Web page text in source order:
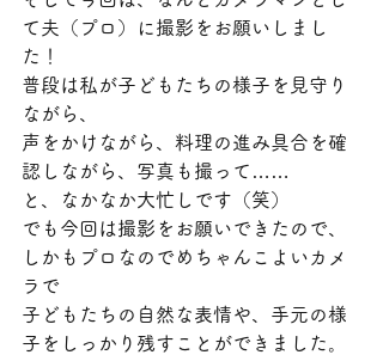
て夫（プロ）に撮影をお願いしまし
た！
普段は私が子どもたちの様子を見守り
ながら、
声をかけながら、料理の進み具合を確
認しながら、写真も撮って……
と、なかなか大忙しです（笑）
でも今回は撮影をお願いできたので、
しかもプロなのでめちゃんこよいカメ
ラで
子どもたちの自然な表情や、手元の様
子をしっかり残すことができました。